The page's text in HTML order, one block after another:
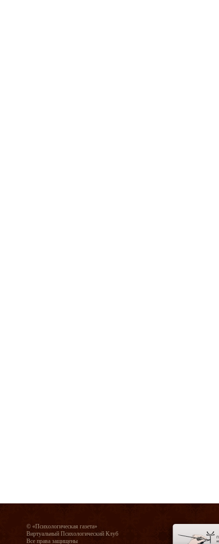
© «Психологическая газета»
Виртуальный Психологический Клуб
Все права защищены